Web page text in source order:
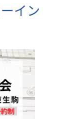
イン